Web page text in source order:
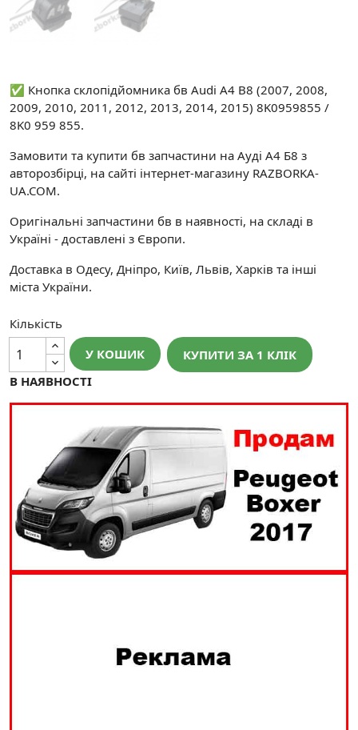
✅ Кнопка склопідйомника бв Audi A4 B8 (2007, 2008,
2009, 2010, 2011, 2012, 2013, 2014, 2015) 8K0959855 /
8K0 959 855.
Замовити та купити бв запчастини на Ауді А4 Б8 з
авторозбірці, на сайті інтернет-магазину RAZBORKA-
UA.COM.
Оригінальні запчастини бв в наявності, на складі в
Україні - доставлені з Європи.
Доставка в Одесу, Дніпро, Київ, Львів, Харків та інші
міста України.
Кількість
У КОШИК
КУПИТИ ЗА 1 КЛIК
В НАЯВНОСТІ